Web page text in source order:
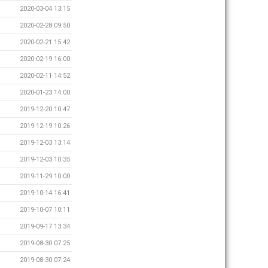
2020-03-04 13:15
2020-02-28 09:50
2020-02-21 15:42
2020-02-19 16:00
2020-02-11 14:52
2020-01-23 14:00
2019-12-20 10:47
2019-12-19 10:26
2019-12-03 13:14
2019-12-03 10:35
2019-11-29 10:00
2019-10-14 16:41
2019-10-07 10:11
2019-09-17 13:34
2019-08-30 07:25
2019-08-30 07:24